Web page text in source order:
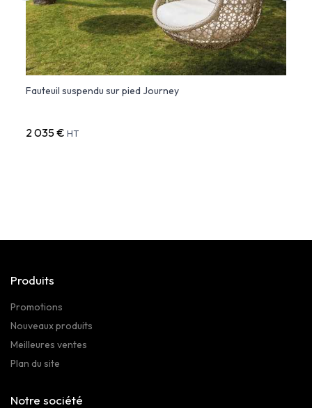
Fauteuil suspendu sur pied Journey
2 035 € HT
Produits
Promotions
Nouveaux produits
Meilleures ventes
Plan du site
Notre société